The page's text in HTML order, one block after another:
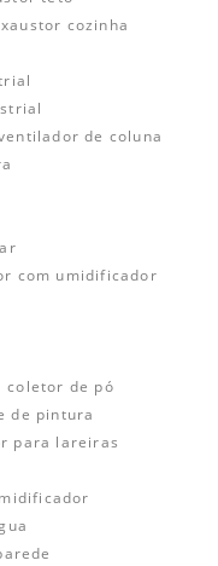
cozinha
de coluna
com umidificador
coletor de pó
de pintura
para lareiras